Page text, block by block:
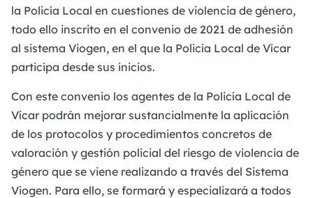
la Policía Local en cuestiones de violencia de género,
todo ello inscrito en el convenio de 2021 de adhesión
al sistema Viogen, en el que la Policía Local de Vícar
participa desde sus inicios.
Con este convenio los agentes de la Policía Local de
Vícar podrán mejorar sustancialmente la aplicación
de los protocolos y procedimientos concretos de
valoración y gestión policial del riesgo de violencia de
género que se viene realizando a través del Sistema
Viogen. Para ello, se formará y especializará a todos